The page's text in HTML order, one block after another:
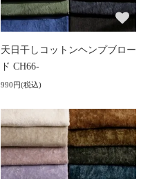
天日干しコットンヘンプブロー
ド CH66-
990円(税込)